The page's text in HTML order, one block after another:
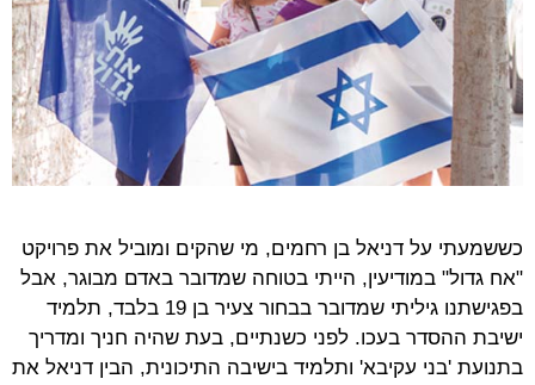
כששמעתי על דניאל בן רחמים, מי שהקים ומוביל את פרויקט
"אח גדול" במודיעין, הייתי בטוחה שמדובר באדם מבוגר, אבל
בפגישתנו גיליתי שמדובר בבחור צעיר בן 19 בלבד, תלמיד
ישיבת ההסדר בעכו. לפני כשנתיים, בעת שהיה חניך ומדריך
בתנועת 'בני עקיבא' ותלמיד בישיבה התיכונית, הבין דניאל את